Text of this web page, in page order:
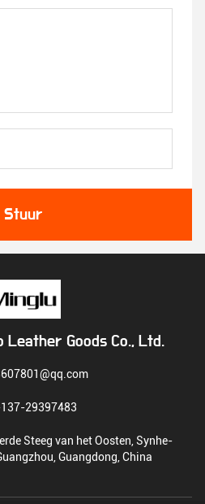
Stuur
Leather Goods Co., Ltd.
29397483
Steeg van het Oosten, Synhe-
Guangdong, China